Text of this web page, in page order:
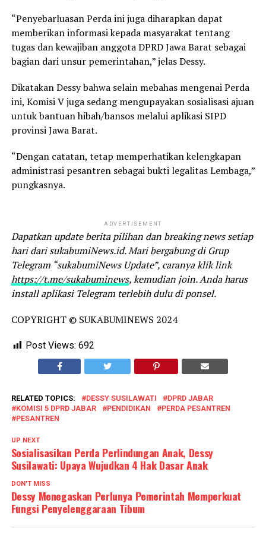
“Penyebarluasan Perda ini juga diharapkan dapat
memberikan informasi kepada masyarakat tentang
tugas dan kewajiban anggota DPRD Jawa Barat sebagai
bagian dari unsur pemerintahan,” jelas Dessy.
Dikatakan Dessy bahwa selain mebahas mengenai Perda
ini, Komisi V juga sedang mengupayakan sosialisasi ajuan
untuk bantuan hibah/bansos melalui aplikasi SIPD
provinsi Jawa Barat.
“Dengan catatan, tetap memperhatikan kelengkapan
administrasi pesantren sebagai bukti legalitas Lembaga,”
pungkasnya.
ADVERTISEMENT
Dapatkan update berita pilihan dan breaking news setiap
hari dari sukabumiNews.id. Mari bergabung di Grup
Telegram “sukabumiNews Update”, caranya klik link
https://t.me/sukabuminews, kemudian join. Anda harus
install aplikasi Telegram terlebih dulu di ponsel.
COPYRIGHT © SUKABUMINEWS 2024
Post Views: 692
RELATED TOPICS: DESSY SUSILAWATI
DPRD JABAR
KOMISI 5 DPRD JABAR
PENDIDIKAN
PERDA PESANTREN
PESANTREN
UP NEXT
Sosialisasikan Perda Perlindungan Anak, Dessy
Susilawati: Upaya Wujudkan 4 Hak Dasar Anak
DON'T MISS
Dessy Menegaskan Perlunya Pemerintah Memperkuat
Fungsi Penyelenggaraan Tibum